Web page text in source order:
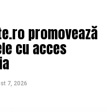
promovează
cu acces
7, 2026